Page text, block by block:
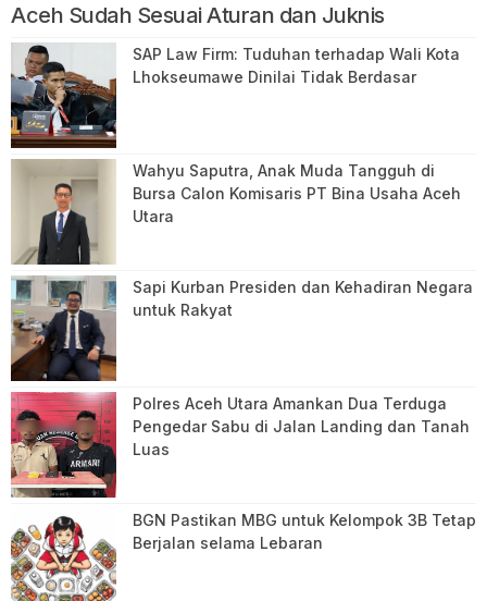
Aceh Sudah Sesuai Aturan dan Juknis
SAP Law Firm: Tuduhan terhadap Wali Kota
Lhokseumawe Dinilai Tidak Berdasar
Wahyu Saputra, Anak Muda Tangguh di
Bursa Calon Komisaris PT Bina Usaha Aceh
Utara
Sapi Kurban Presiden dan Kehadiran Negara
untuk Rakyat
Polres Aceh Utara Amankan Dua Terduga
Pengedar Sabu di Jalan Landing dan Tanah
Luas
BGN Pastikan MBG untuk Kelompok 3B Tetap
Berjalan selama Lebaran